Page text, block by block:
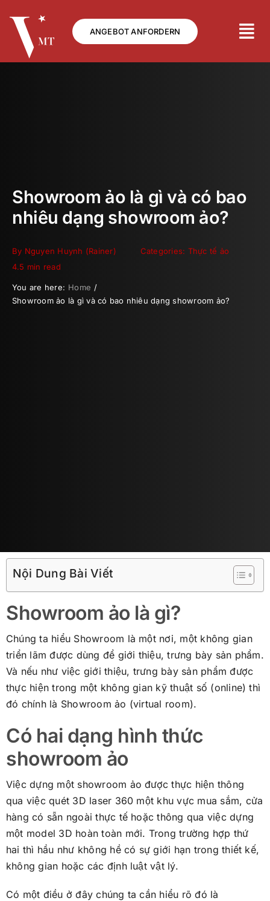
content
ANGEBOT ANFORDERN
Showroom ảo là gì và có bao
nhiêu dạng showroom ảo?
By Nguyen Huynh (Rainer) Categories: Thực tế ảo
4.5 min read
You are here: Home
Showroom ảo là gì và có bao nhiêu dạng showroom ảo?
Nội Dung Bài Viết
Showroom ảo là gì?
Chúng ta hiểu Showroom là một nơi, một không gian
triển lãm được dùng để giới thiệu, trưng bày sản phẩm.
Và nếu như việc giới thiệu, trưng bày sản phẩm được
thực hiện trong một không gian kỹ thuật số (online) thì
đó chính là Showroom ảo (virtual room).
Có hai dạng hình thức
showroom ảo
Việc dựng một showroom ảo được thực hiện thông
qua việc quét 3D laser 360 một khu vực mua sắm, cửa
hàng có sẵn ngoài thực tế hoặc thông qua việc dựng
một model 3D hoàn toàn mới. Trong trường hợp thứ
hai thì hầu như không hề có sự giới hạn trong thiết kế,
không gian hoặc các định luật vật lý.
Có một điều ở đây chúng ta cần hiểu rõ đó là